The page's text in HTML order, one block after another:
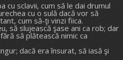
cu sclavii, cum să le dai drumul
cu o sulă dacă vor să
cum să-ţi vinzi fiica.
să slujească şase ani ca rob; dar
să plătească nimic ca
dacă era însurat, să iasă şi